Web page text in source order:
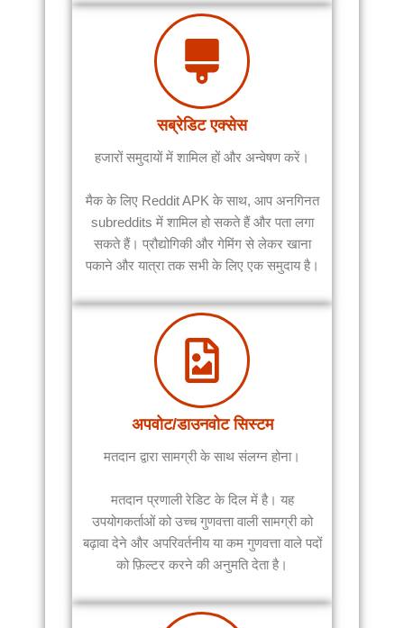
सब्रेडिट एक्सेस
हजारों समुदायों में शामिल हों और अन्वेषण करें।
मैक के लिए Reddit APK के साथ, आप अनगिनत
subreddits में शामिल हो सकते हैं और पता लगा
सकते हैं। प्रौद्योगिकी और गेमिंग से लेकर खाना
पकाने और यात्रा तक सभी के लिए एक समुदाय है।
अपवोट/डाउनवोट सिस्टम
मतदान द्वारा सामग्री के साथ संलग्न होना।
मतदान प्रणाली रेडिट के दिल में है। यह
उपयोगकर्ताओं को उच्च गुणवत्ता वाली सामग्री को
बढ़ावा देने और अपरिवर्तनीय या कम गुणवत्ता वाले पदों
को फ़िल्टर करने की अनुमति देता है।